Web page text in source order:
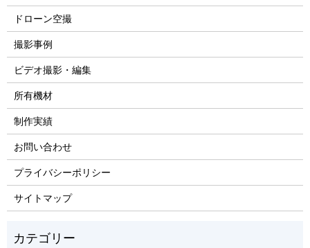
ドローン空撮
撮影事例
ビデオ撮影・編集
所有機材
制作実績
お問い合わせ
プライバシーポリシー
サイトマップ